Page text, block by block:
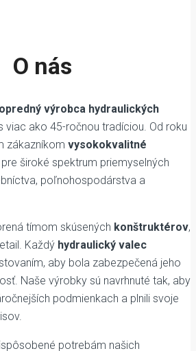
O nás
výrobca hydraulických
viac ako 45-ročnou tradíciou. Od roku
zákazníkom vysokokvalitné
pre široké spektrum priemyselných
poľnohospodárstva a
tímom skúsených konštruktérov,
Každý hydraulický valec
aby bola zabezpečená jeho
Naše výrobky sú navrhnuté tak, aby
podmienkach a plnili svoje
potrebám našich